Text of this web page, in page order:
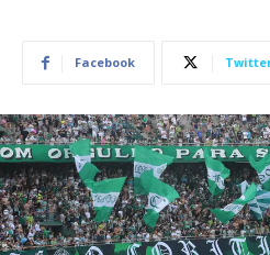
Facebook